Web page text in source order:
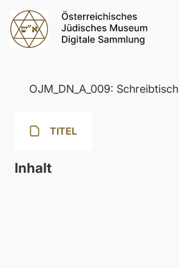
OJM_DN_A_009: Schreibtisch
TITEL
Inhalt